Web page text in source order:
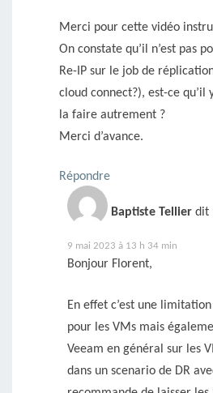
Merci pour cette vidéo
On constate qu’il n’est pas
Re-IP sur le job de
cloud connect?), est-ce qu’il
la faire autrement ?
Merci d’avance.
Répondre
Baptiste Tellier dit
9 mai 2023 à 13 h 34 min
Bonjour Florent,
En effet c’est une
pour les VMs mais
Veeam en général sur les
dans un scenario de DR